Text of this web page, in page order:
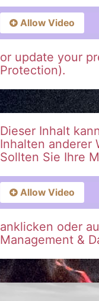
Allow Video
or update your
Protection).
Dieser Inhalt
Inhalten anderer
Sollten Sie Ihre
Allow Video
anklicken oder
Management &